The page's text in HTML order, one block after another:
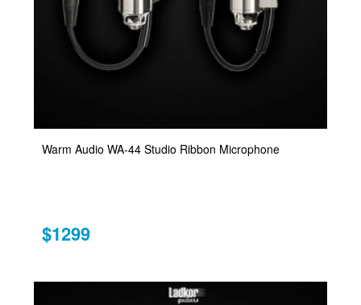
Warm Audio WA-44 Studio Ribbon Microphone
$1299